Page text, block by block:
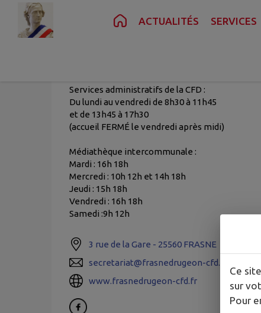
Contenu Recherche Pied de page
ACTUALITÉS SERVICES
Services administratifs de la CFD :
Du lundi au vendredi de 8h30 à 11h45
et de 13h45 à 17h30
(accueil FERMÉ le vendredi après midi)
Médiathèque intercommunale :
Mardi : 16h 18h
Mercredi : 10h 12h et 14h 18h
Jeudi : 15h 18h
Vendredi : 16h 18h
Samedi :9h 12h
3 rue de la Gare - 25560 FRASNE
secretariat@frasnedrugeon-cfd.fr
www.frasnedrugeon-cfd.fr
Ce
sur
Pour